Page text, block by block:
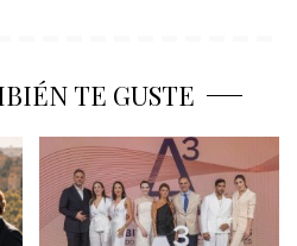
TE GUSTE